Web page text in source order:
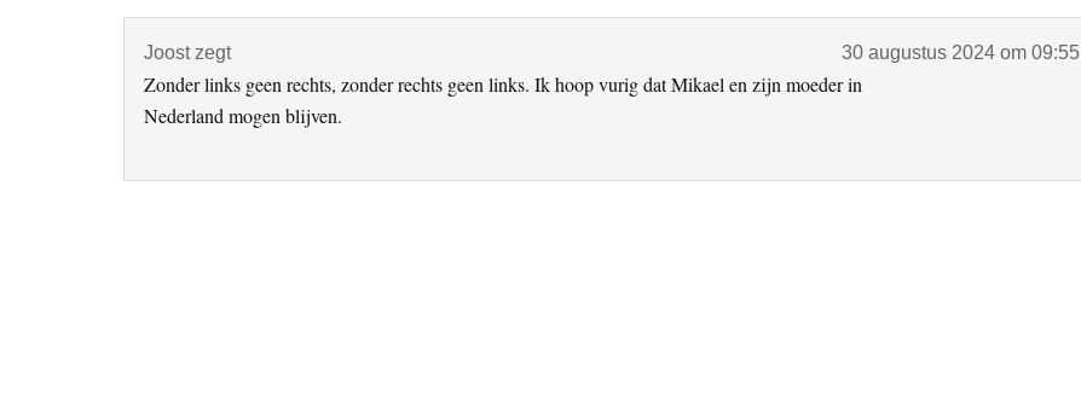
Joost zegt 30 augustus 2024 om 09:55
Zonder links geen rechts, zonder rechts geen links. Ik hoop vurig dat Mikael en zijn moeder in
Nederland mogen blijven.